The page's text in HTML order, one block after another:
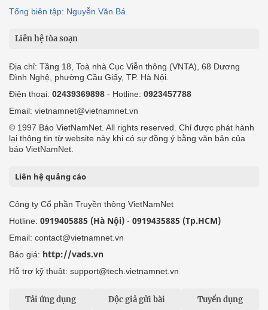
Tổng biên tập: Nguyễn Văn Bá
Liên hệ tòa soạn
Địa chỉ: Tầng 18, Toà nhà Cục Viễn thông (VNTA), 68 Dương
Đình Nghệ, phường Cầu Giấy, TP. Hà Nội.
Điện thoại: 02439369898 - Hotline: 0923457788
Email: vietnamnet@vietnamnet.vn
© 1997 Báo VietNamNet. All rights reserved. Chỉ được phát hành
lại thông tin từ website này khi có sự đồng ý bằng văn bản của
báo VietNamNet.
Liên hệ quảng cáo
Công ty Cổ phần Truyền thông VietNamNet
Hotline: 0919405885 (Hà Nội) - 0919435885 (Tp.HCM)
Email: contact@vietnamnet.vn
Báo giá: http://vads.vn
Hỗ trợ kỹ thuật: support@tech.vietnamnet.vn
Tải ứng dụng Độc giả gửi bài Tuyển dụng